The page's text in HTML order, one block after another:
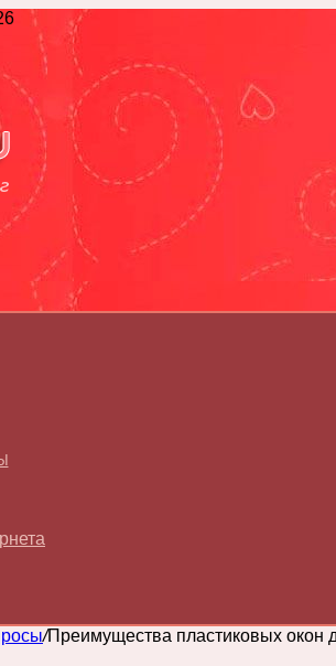
/Преимущества пластиковых окон